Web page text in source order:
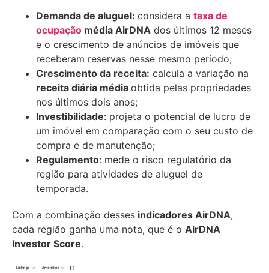
Demanda de aluguel: considera a taxa de
ocupação média AirDNA dos últimos 12 meses
e o crescimento de anúncios de imóveis que
receberam reservas nesse mesmo período;
Crescimento da receita: calcula a variação na
receita diária média obtida pelas propriedades
nos últimos dois anos;
Investibilidade: projeta o potencial de lucro de
um imóvel em comparação com o seu custo de
compra e de manutenção;
Regulamento: mede o risco regulatório da
região para atividades de aluguel de
temporada.
Com a combinação desses indicadores AirDNA,
cada região ganha uma nota, que é o AirDNA
Investor Score.